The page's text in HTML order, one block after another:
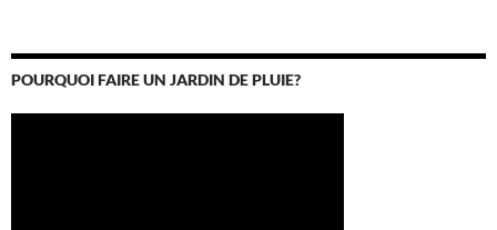
POURQUOI FAIRE UN JARDIN DE PLUIE?